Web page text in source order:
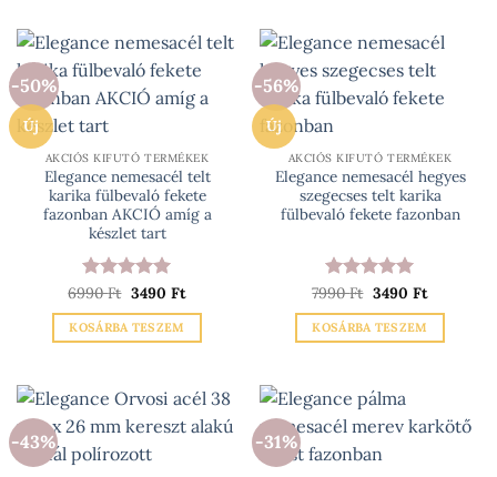
-50%
Új
AKCIÓS KIFUTÓ TERMÉKEK
Elegance nemesacél telt
karika fülbevaló fekete
fazonban AKCIÓ amíg a
készlet tart
Értékelés:5
/ 5
6990Ft Original
price
was:
6990 Ft.
3490 FtCurrent
is:
KOSÁRBA TESZEM
-56%
Új
AKCIÓS KIFUTÓ TERMÉKEK
Elegance nemesacél hegyes
szegecses telt karika
fülbevaló fekete fazonban
Értékelés:5
/ 5
7990Ft Original
price
was:
7990 Ft.
3490 FtCurrent
is:
KOSÁRBA TESZEM
-43% -31%